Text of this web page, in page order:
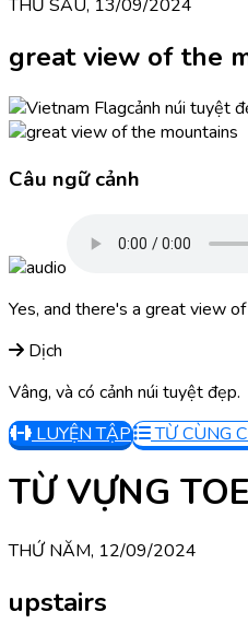
THỨ SÁU, 13/09/2024
great view of the
cảnh núi tuyệt
Câu ngữ cảnh
Yes, and there's a great view
Dịch
Vâng, và có cảnh núi tuyệt đẹp.
LUYỆN TẬP
TỪ CÙNG
TỪ VỰNG
THỨ NĂM, 12/09/2024
upstairs